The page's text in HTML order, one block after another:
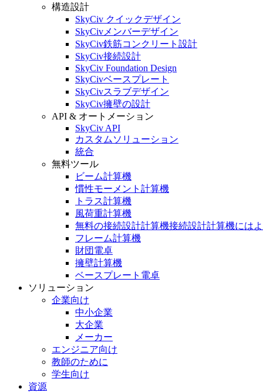
構造設計
SkyCiv クイックデザイン
SkyCivメンバーデザイン
SkyCiv鉄筋コンクリート設計
SkyCiv接続設計
SkyCiv Foundation Design
SkyCivベースプレート
SkyCivスラブデザイン
SkyCiv擁壁の設計
API & オートメーション
SkyCiv API
カスタムソリューション
統合
無料ツール
ビーム計算機
慣性モーメント計算機
トラス計算機
風荷重計算機
無料の接続設計計算機接続設計計算機には
フレーム計算機
財団電卓
擁壁計算機
ベースプレート電卓
ソリューション
企業向け
中小企業
大企業
メーカー
エンジニア向け
教師のために
学生向け
資源